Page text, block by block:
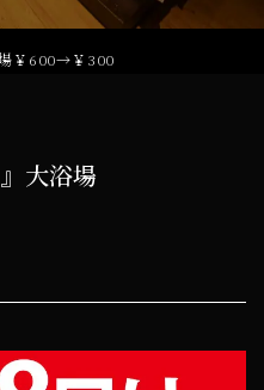
￥600→￥300
大浴場